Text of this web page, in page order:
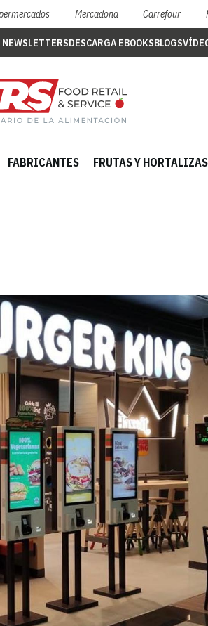
Mercadona Carrefour
DESCARGA EBOOKSBLOGS
FABRICANTES FRUTAS Y HORTALIZAS